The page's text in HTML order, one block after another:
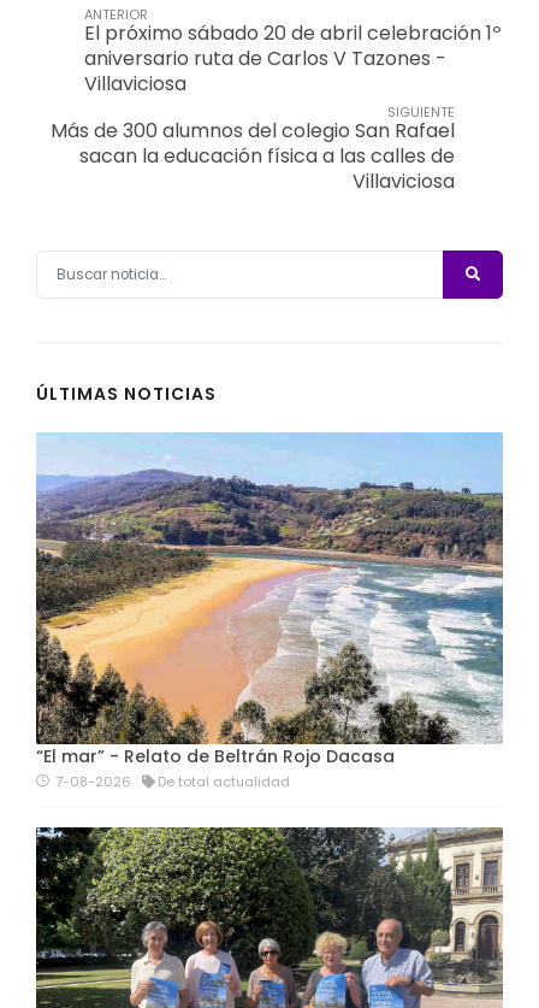
ANTERIOR
El próximo sábado 20 de abril celebración 1º
aniversario ruta de Carlos V Tazones -
Villaviciosa
SIGUIENTE
Más de 300 alumnos del colegio San Rafael
sacan la educación física a las calles de
Villaviciosa
ÚLTIMAS NOTICIAS
“El mar” - Relato de Beltrán Rojo Dacasa
7-08-2026 De total actualidad